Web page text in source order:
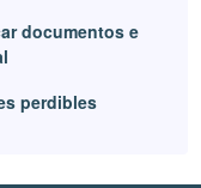
documentos e
perdibles